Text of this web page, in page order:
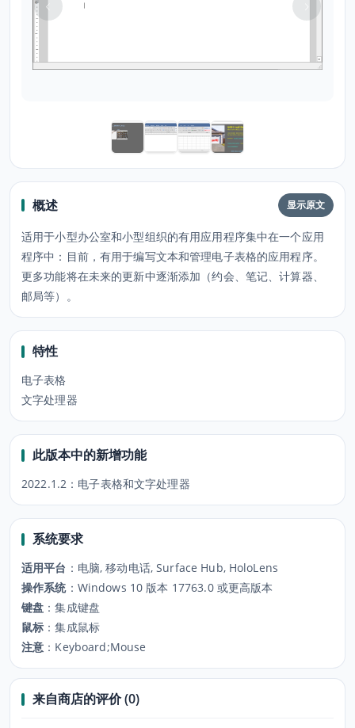
概述 显示原文
适用于小型办公室和小型组织的有用应用程序集中在一个应用
程序中：目前，有用于编写文本和管理电子表格的应用程序。
更多功能将在未来的更新中逐渐添加（约会、笔记、计算器、
邮局等）。
特性
电子表格
文字处理器
此版本中的新增功能
2022.1.2：电子表格和文字处理器
系统要求
适用平台 ： 电脑, 移动电话, Surface Hub, HoloLens
操作系统： Windows 10 版本 17763.0 或更高版本
键盘 ：集成键盘
鼠标 ：集成鼠标
注意 ： Keyboard;Mouse
来自商店的评价 (0)